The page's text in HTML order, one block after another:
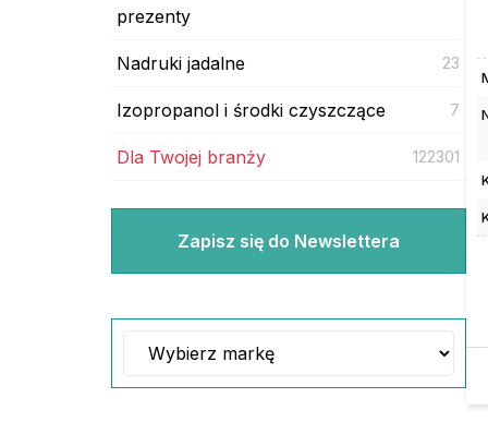
prezenty
Nadruki jadalne 23
Izopropanol i środki czyszczące 7
Dla Twojej branży 122301
Zapisz się do Newslettera